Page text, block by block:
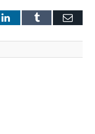
LinkedInTumblr